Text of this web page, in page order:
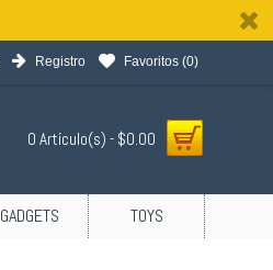
Registro Favoritos (0)
0 Artículo(s) - $0.00
GADGETS TOYS